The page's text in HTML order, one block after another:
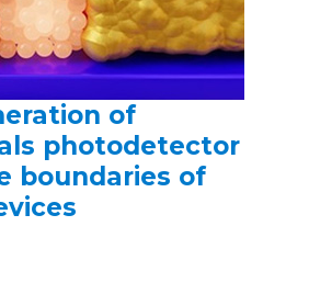
of
photodetector
boundaries of